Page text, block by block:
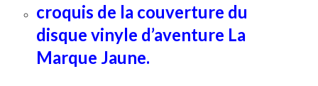
croquis de la couverture du
disque vinyle d’aventure La
Marque Jaune.